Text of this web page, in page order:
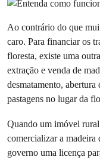
Ao contrário do que
caro. Para financiar os
floresta, existe uma
extração e venda de
desmatamento, abertura
pastagens no lugar da
Quando um imóvel
comercializar a madeira
governo uma licença